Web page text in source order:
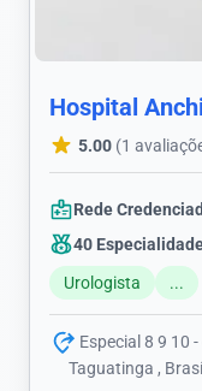
Hospital
5.00 (1
Rede
40
Urologista
...
Especial 8 9 10 -
Taguatinga ,